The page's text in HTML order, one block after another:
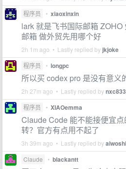
程序员 • xiaoxinxin
lark 就是飞书国际邮箱 ZOHO
邮箱 做外贸先用哪个好
2h 1m ago • Lastly replied by jkjoke
程序员 • longpc
所以买 codex pro 是没有意义
2h 27m ago • Lastly replied by
程序员 • XIAOemma
Claude Code 能不能接便宜
转？官方有点用不起了
3h 39m ago • Lastly replied by
Claude • blackantt